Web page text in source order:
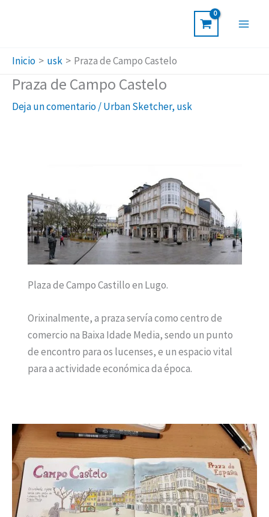
Inicio
usk Praza de Campo Castelo
Praza de Campo Castelo
Deja un comentario/Urban Sketcher, usk
Plaza de Campo Castillo en Lugo.
Orixinalmente, a praza servía como centro de
comercio na Baixa Idade Media, sendo un punto
de encontro para os lucenses, e un espacio vital
para a actividade económica da época.